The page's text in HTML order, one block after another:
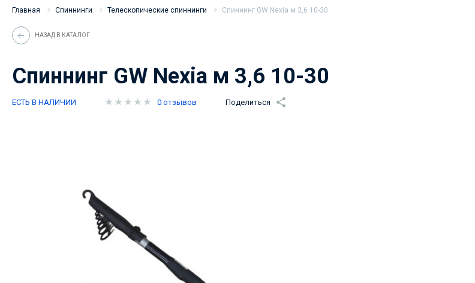
Главная Спиннинги Телескопические спиннинги Спиннинг GW Nexia м 3,6 10-30
НАЗАД В КАТАЛОГ
Спиннинг GW Nexia м 3,6 10-30
ЕСТЬ В НАЛИЧИИ 0 отзывов Поделиться